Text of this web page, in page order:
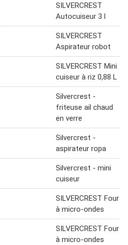
SILVERCREST
Autocuiseur 3 l
SILVERCREST
Aspirateur robot
SILVERCREST Mini
cuiseur à riz 0,88 L
Silvercrest -
friteuse ail chaud
en verre
Silvercrest -
aspirateur ropa
Silvercrest - mini
cuiseur
SILVERCREST Four
à micro-ondes
SILVERCREST Four
à micro-ondes